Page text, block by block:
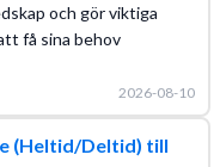
och gör viktiga
få sina behov
2026-08-10
(Heltid/Deltid) till